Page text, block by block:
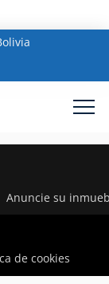
Anuncie su
de cookies